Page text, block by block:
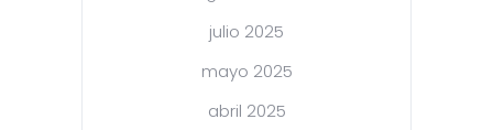
julio 2025
mayo 2025
abril 2025